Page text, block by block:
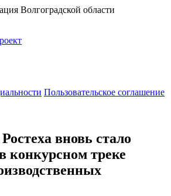
Пользовательское соглашение
вновь стало
конкурсном треке